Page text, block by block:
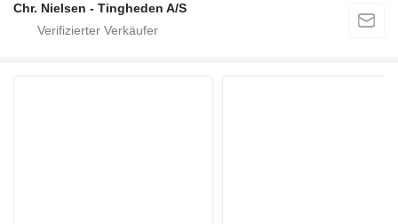
Chr. Nielsen - Tingheden A/S